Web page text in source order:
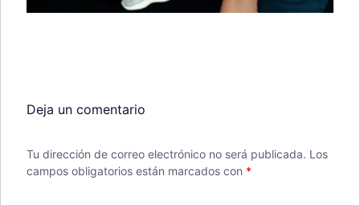
Deja un comentario
Tu dirección de correo electrónico no será publicada. Los
campos obligatorios están marcados con *